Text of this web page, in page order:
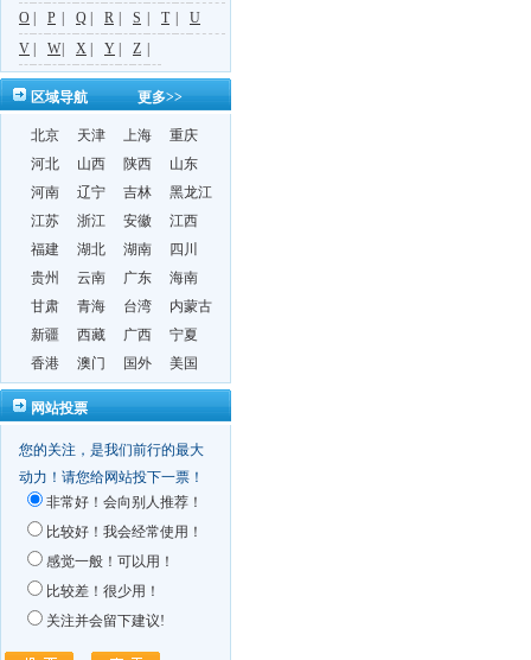
O
P Q R S T
U
V
W X Y Z
更多>>
区域导航
北京 天津 上海
重庆
河北
山西 陕西
山东
河南
辽宁 吉林
黑龙江
江苏
浙江 安徽
江西
福建
湖北 湖南
四川
贵州
云南 广东
海南
甘肃
青海 台湾
内蒙古
新疆
西藏 广西
宁夏
香港
澳门 国外 美国
网站投票
您的关注，是我们前行的最大
动力！请您给网站投下一票！
非常好！会向别人推荐！
比较好！我会经常使用！
感觉一般！可以用！
比较差！很少用！
关注并会留下建议!